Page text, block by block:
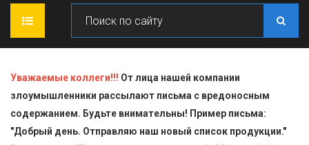
О КОМПАНИИ
ПРОДУКЦИЯ
Уважаемые коллеги!!! От лица нашей компании
злоумышленники рассылают письма с вредоносным
содержанием. Будьте внимательны! Пример письма:
"Добрый день. Отправляю наш новый список продукции."